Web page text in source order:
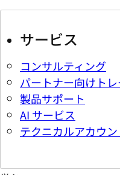
サービス
コンサルティング
パートナー向けト
製品サポート
AI サービス
テクニカルアカウ